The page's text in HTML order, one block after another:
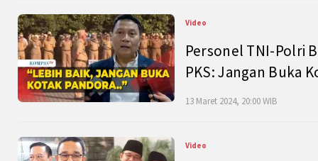
Video
Personel TNI-Polri
PKS: Jangan Buka
13 Maret 2024, 20:00 WIB
Video